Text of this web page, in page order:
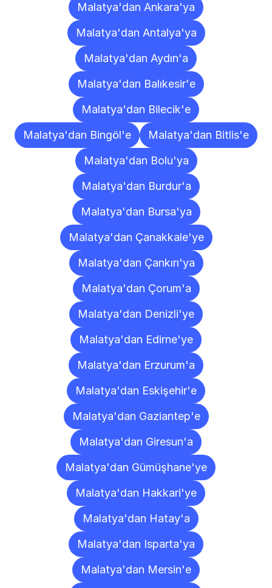
Malatya'dan Ankara'ya
Malatya'dan Antalya'ya
Malatya'dan Aydın'a
Malatya'dan Balıkesir'e
Malatya'dan Bilecik'e
Malatya'dan Bingöl'e
Malatya'dan Bitlis'e
Malatya'dan Bolu'ya
Malatya'dan Burdur'a
Malatya'dan Bursa'ya
Malatya'dan Çanakkale'ye
Malatya'dan Çankırı'ya
Malatya'dan Çorum'a
Malatya'dan Denizli'ye
Malatya'dan Edirne'ye
Malatya'dan Erzurum'a
Malatya'dan Eskişehir'e
Malatya'dan Gaziantep'e
Malatya'dan Giresun'a
Malatya'dan Gümüşhane'ye
Malatya'dan Hakkari'ye
Malatya'dan Hatay'a
Malatya'dan Isparta'ya
Malatya'dan Mersin'e